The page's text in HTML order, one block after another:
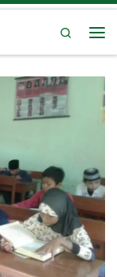
Search
dan akhlak
sholat dhuha
S.Ag selaku
berlangsung